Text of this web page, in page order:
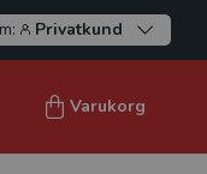
Privatkund
Varukorg